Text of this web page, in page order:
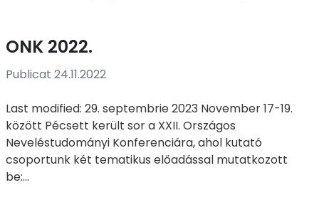
ONK 2022.
Publicat 24.11.2022
Last modified: 29. septembrie 2023 November 17-19.
között Pécsett került sor a XXII. Országos
Neveléstudományi Konferenciára, ahol kutató
csoportunk két tematikus előadással mutatkozott
be:...